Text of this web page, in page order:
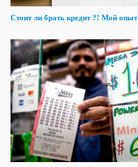
Стоит ли брать кредит ?! Мой опыт